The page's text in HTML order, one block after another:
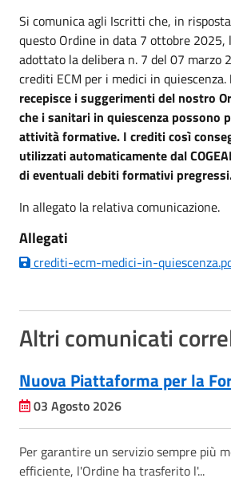
Si comunica agli Iscritti che, in
questo Ordine in data 7 ottobre 2025,
adottato la delibera n. 7 del 07 marzo
crediti ECM per i medici in quiescenza.
recepisce i suggerimenti del nostro
che i sanitari in quiescenza possono
attività formative. I crediti così
utilizzati automaticamente dal
di eventuali debiti formativi
In allegato la relativa comunicazione.
Allegati
crediti-ecm-medici-in-
Altri comunicati
Nuova Piattaforma per la
03 Agosto 2026
Per garantire un servizio sempre più
efficiente, l'Ordine ha trasferito l'...